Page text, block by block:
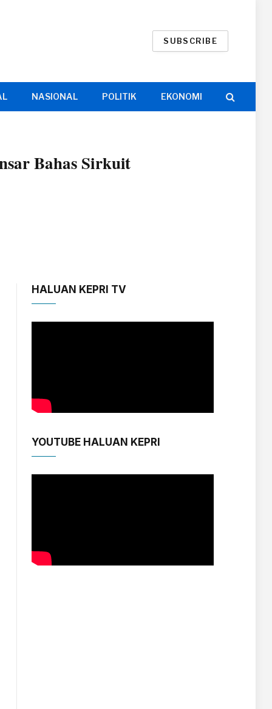
SUBSCRIBE
NASIONAL POLITIK EKONOMI
Bahas Sirkuit
HALUAN KEPRI TV
YOUTUBE HALUAN KEPRI